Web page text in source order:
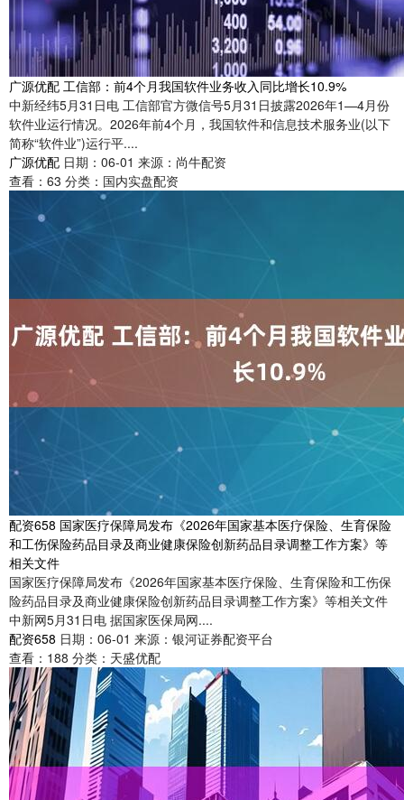
广源优配 工信部：前4个月我国软件业务收入同比增长10.9%
中新经纬5月31日电 工信部官方微信号5月31日披露2026年1—4月份
软件业运行情况。2026年前4个月，我国软件和信息技术服务业(以下
简称“软件业”)运行平....
广源优配 日期：06-01 来源：尚牛配资
查看： 63 分类： 国内实盘配资
配资658 国家医疗保障局发布《2026年国家基本医疗保险、生育保险
和工伤保险药品目录及商业健康保险创新药品目录调整工作方案》等
相关文件
国家医疗保障局发布《2026年国家基本医疗保险、生育保险和工伤保
险药品目录及商业健康保险创新药品目录调整工作方案》等相关文件
中新网5月31日电 据国家医保局网....
配资658 日期：06-01 来源：银河证券配资平台
查看： 188 分类： 天盛优配